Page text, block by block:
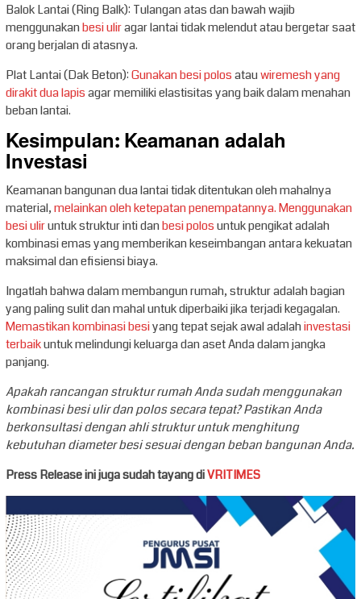
Balok Lantai (Ring Balk): Tulangan atas dan bawah wajib
menggunakanbesi uliragar lantai tidak melendut atau bergetar saat
orang berjalan di atasnya.
Plat Lantai (Dak Beton):Gunakan besi polosatauwiremesh yang
dirakit dua lapisagar memiliki elastisitas yang baik dalam menahan
beban lantai.
Kesimpulan: Keamanan adalah
Investasi
Keamanan bangunan dua lantai tidak ditentukan oleh mahalnya
material,melainkan oleh ketepatan penempatannya.Menggunakan
besi uliruntuk struktur inti danbesi polosuntuk pengikat adalah
kombinasi emas yang memberikan keseimbangan antara kekuatan
maksimal dan efisiensi biaya.
Ingatlah bahwa dalam membangun rumah, struktur adalah bagian
yang paling sulit dan mahal untuk diperbaiki jika terjadi kegagalan.
Memastikan kombinasi besiyang tepat sejak awal adalahinvestasi
terbaikuntuk melindungi keluarga dan aset Anda dalam jangka
panjang.
Apakah rancangan struktur rumah Anda sudah menggunakan
kombinasi besi ulir dan polos secara tepat? Pastikan Anda
berkonsultasi dengan ahli struktur untuk menghitung
kebutuhan diameter besi sesuai dengan beban bangunan Anda.
Press Release ini juga sudah tayang diVRITIMES